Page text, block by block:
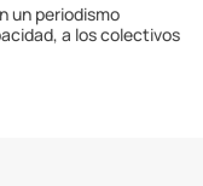
un periodismo
a los colectivos